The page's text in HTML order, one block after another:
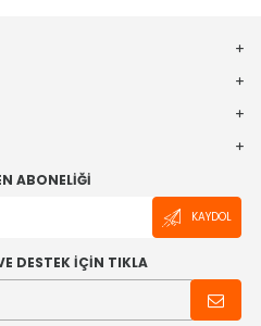
ABONELIĞI
KAYDOL
DESTEK İÇİN TIKLA